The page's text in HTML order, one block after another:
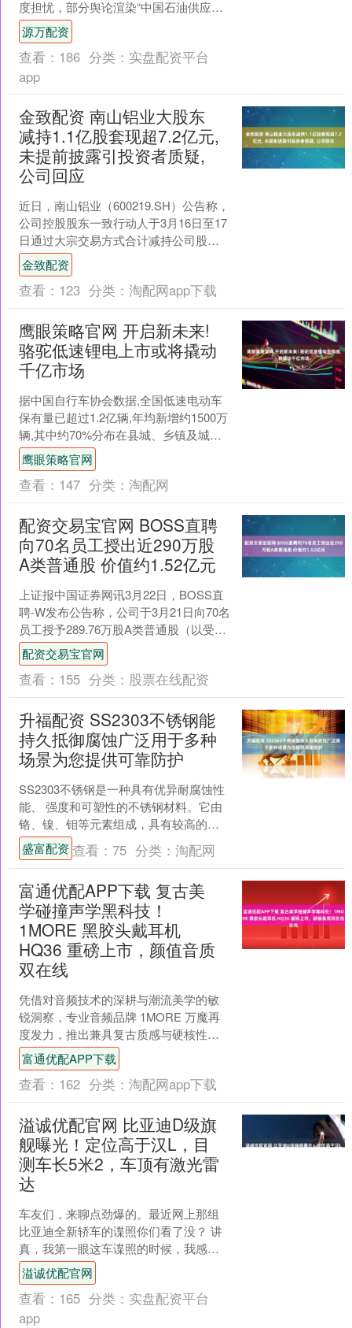
度担忧，部分舆论渲染“中国石油供应将
面临严重短缺”的恐慌情绪。基于官方公
开数据和客观形势....
源万配资
查看： 186 分类： 实盘配资平台
app
金致配资 南山铝业大股东
减持1.1亿股套现超7.2亿元,
未提前披露引投资者质疑,
公司回应
近日，南山铝业（600219.SH）公告称，
公司控股股东一致行动人于3月16日至17
日通过大宗交易方式合计减持公司股份
1.1亿股，套现超7.2亿元。 但此次减
持....
金致配资
查看： 123 分类： 淘配网app下载
鹰眼策略官网 开启新未来!
骆驼低速锂电上市或将撬动
千亿市场
据中国自行车协会数据,全国低速电动车
保有量已超过1.2亿辆,年均新增约1500万
辆,其中约70%分布在县城、乡镇及城乡
接合部。这一庞大市场长期受限于续航
不足、充....
鹰眼策略官网
查看： 147 分类： 淘配网
配资交易宝官网 BOSS直聘
向70名员工授出近290万股
A类普通股 价值约1.52亿元
上证报中国证券网讯3月22日，BOSS直
聘-W发布公告称，公司于3月21日向70名
员工授予289.76万股A类普通股（以受限
制股份单位形式），发行价为每股52.....
配资交易宝官网
查看： 155 分类： 股票在线配资
升福配资 SS2303不锈钢能
持久抵御腐蚀广泛用于多种
场景为您提供可靠防护
SS2303不锈钢是一种具有优异耐腐蚀性
能、 强度和可塑性的不锈钢材料。它由
铬、镍、钼等元素组成，具有较高的耐
氯离子应力腐蚀开裂性能、高温抗氧化
性能和优异的低温....
盛富配资 查看： 75 分类： 淘配网
富通优配APP下载 复古美
学碰撞声学黑科技！
1MORE 黑胶头戴耳机
HQ36 重磅上市，颜值音质
双在线
凭借对音频技术的深耕与潮流美学的敏
锐洞察，专业音频品牌 1MORE 万魔再
度发力，推出兼具复古质感与硬核性能
的新品 ——1MORE 黑胶复古头戴耳机
HQ36。....
富通优配APP下载
查看： 162 分类： 淘配网app下载
溢诚优配官网 比亚迪D级旗
舰曝光！定位高于汉L，目
测车长5米2，车顶有激光雷
达
车友们，来聊点劲爆的。最近网上那组
比亚迪全新轿车的谍照你们看了没？ 讲
真，我第一眼这车谍照的时候，我感觉
比亚迪又开始玩套娃策略了，啥时候能
到头啊。 但后来我想了....
溢诚优配官网
查看： 165 分类： 实盘配资平台
app